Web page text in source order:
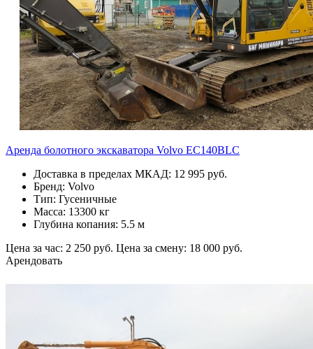
Аренда болотного экскаватора Volvo EC140BLC
Доставка в пределах МКАД: 12 995 руб.
Бренд: Volvo
Тип: Гусеничные
Масса: 13300 кг
Глубина копания: 5.5 м
Цена за час: 2 250 руб. Цена за смену: 18 000 руб.
Арендовать